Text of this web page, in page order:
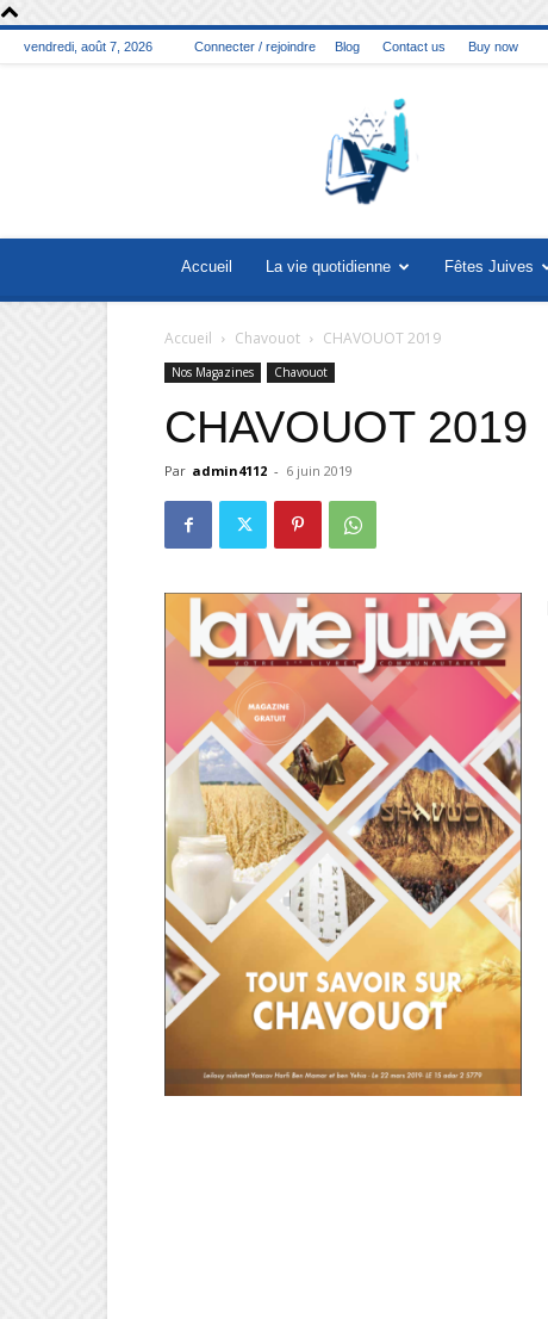
vendredi, août 7, 2026 Connecter / rejoindre Blog Contact us Buy now
La
vie
juive
Accueil La vie quotidienne Fêtes Juives
Accueil Chavouot CHAVOUOT 2019
Nos Magazines Chavouot
CHAVOUOT 2019
Par admin4112 - 6 juin 2019